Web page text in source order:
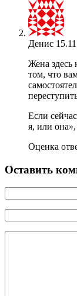
Денис
Жена здесь
том, что
Если
я, или
Оценка
Оставить